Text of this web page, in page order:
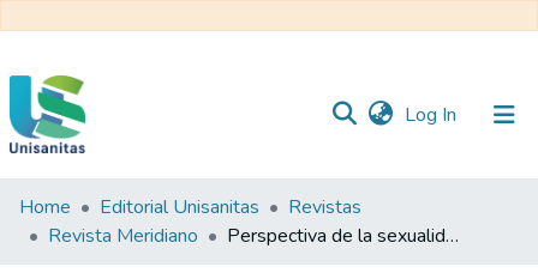
Log In (current)
Inicio
Web
Home Editorial Unisanitas
Revistas
Revista Meridiano
Perspectiva de la sexualidad y complejidad desde la interculturalidad